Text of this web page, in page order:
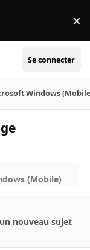
×
Se connecter
Windows
(Mobile)
nouveau sujet